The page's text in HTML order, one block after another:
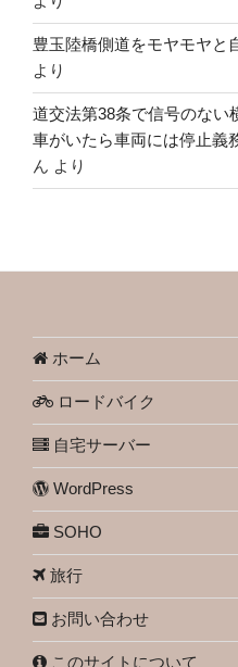
豊玉陸橋側道をモヤモヤと
より
道交法第38条で信号のない
車がいたら車両には停止義
ん より
ホーム
ロードバイク
自宅サーバー
WordPress
SOHO
旅行
お問い合わせ
このサイトについて